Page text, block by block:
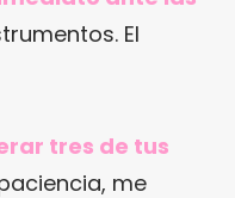
El
tres de tus
me